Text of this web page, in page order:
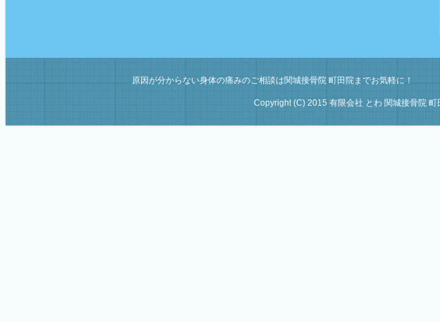
原因が分からない身体の痛みのご相談は関城接骨院 町田院までお気軽に！
Copyright (C) 2015 有限会社 とわ 関城接骨院